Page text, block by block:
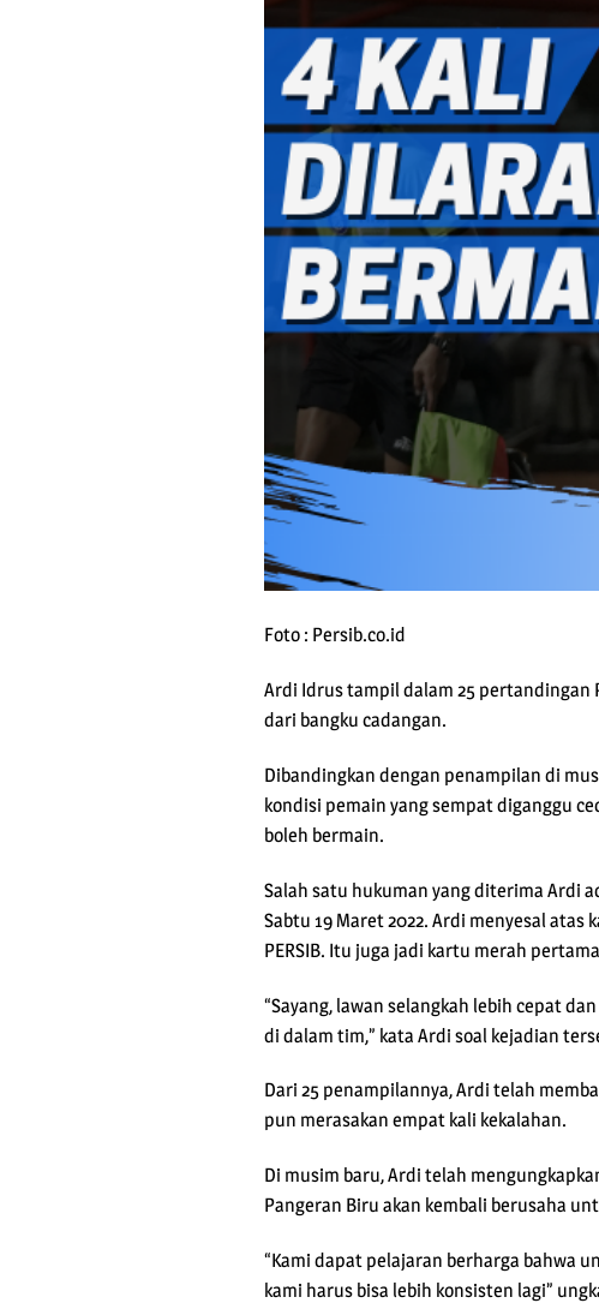
Foto : Persib.co.id
Ardi Idrus tampil dalam 25 pertandingan
dari bangku cadangan.
Dibandingkan dengan penampilan di
kondisi pemain yang sempat diganggu
boleh bermain.
Salah satu hukuman yang diterima Ardi
Sabtu 19 Maret 2022. Ardi menyesal
PERSIB. Itu juga jadi kartu merah
“Sayang, lawan selangkah lebih cepat
di dalam tim,” kata Ardi soal kejadian
Dari 25 penampilannya, Ardi telah
pun merasakan empat kali kekalahan.
Di musim baru, Ardi telah
Pangeran Biru akan kembali berusaha
“Kami dapat pelajaran berharga bahwa
kami harus bisa lebih konsisten lagi”